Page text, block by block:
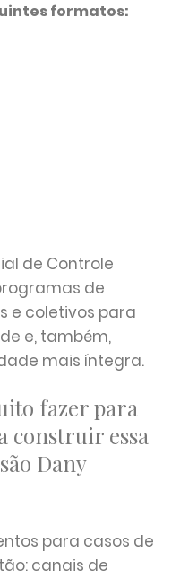
formatos:
de Controle
de
e coletivos para
e, também,
mais íntegra.
fazer para
construir essa
Dany
para casos de
canais de